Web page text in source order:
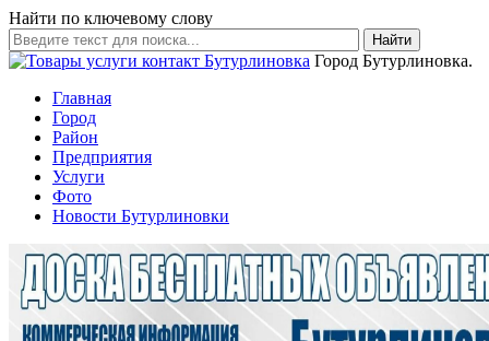
Найти по ключевому слову
Найти
Город Бутурлиновка.
Главная
Город
Район
Предприятия
Услуги
Фото
Новости Бутурлиновки